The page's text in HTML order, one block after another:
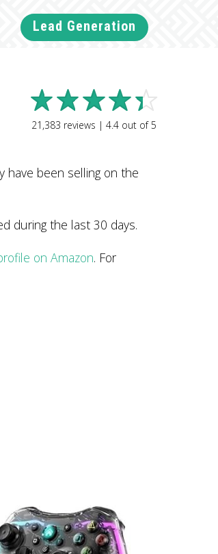
Lead Generation
21,383 reviews | 4.4out of5
have been selling on the
during the last 30 days.
on Amazon. For